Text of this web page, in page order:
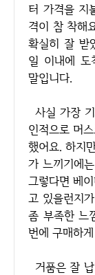
터 가격을 지
격이 참 착해
확실히 잘 받
일 이내에 도
말입니다.
사실 가장 기대했던 향이 화이트 머스크향입니다. 개
인적으로 머
했어요. 하지
가 느끼기에
그렇다면 베
고 있을런지
좀 부족한 느
번에 구매하
거품은 잘 납니다. 투명한 용액이며 적게 사용해도 꽤